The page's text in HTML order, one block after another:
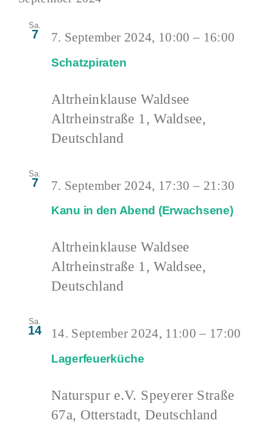
Sa.
7
Schatzpiraten
7. September 2024, 10:00 – 16:00
Altrheinklause Waldsee
Altrheinstraße 1, Waldsee,
Deutschland
Sa.
7
Kanu in den Abend (Erwachsene)
7. September 2024, 17:30 – 21:30
Altrheinklause Waldsee
Altrheinstraße 1, Waldsee,
Deutschland
Sa.
14
Lagerfeuerküche
14. September 2024, 11:00 – 17:00
Naturspur e.V. Speyerer Straße
67a, Otterstadt, Deutschland